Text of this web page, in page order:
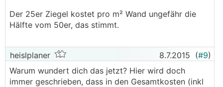
Der 25er Ziegel kostet pro m² Wand ungefähr die
Hälfte vom 50er, das stimmt.
heislplaner 8.7.2015 (#9)
Warum wundert dich das jetzt? Hier wird doch
immer geschrieben, dass in den Gesamtkosten (inkl